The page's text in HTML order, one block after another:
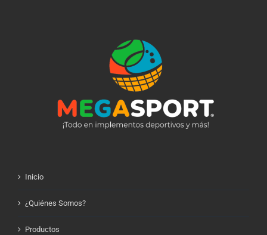
Inicio
¿Quiénes Somos?
Productos